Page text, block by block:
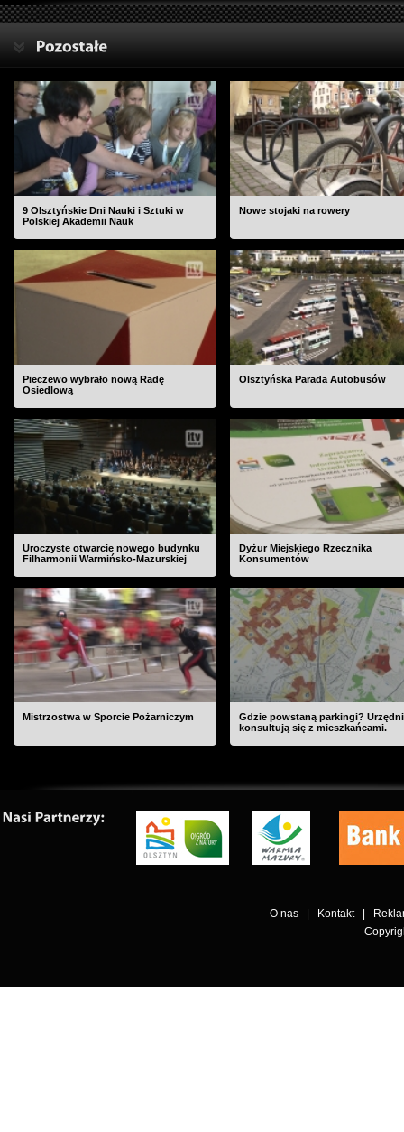
9 Olsztyńskie Dni Nauki i Sztuki w
Polskiej Akademii Nauk
Nowe stojaki na rowery
Pieczewo wybrało nową Radę
Osiedlową
Olsztyńska Parada Autobusów
Uroczyste otwarcie nowego budynku
Filharmonii Warmińsko-Mazurskiej
Dyżur Miejskiego Rzecznika
Konsumentów
Mistrzostwa w Sporcie Pożarniczym
Gdzie powstaną parkingi?
konsultują się z mieszkańcami.
O nas Kontakt|